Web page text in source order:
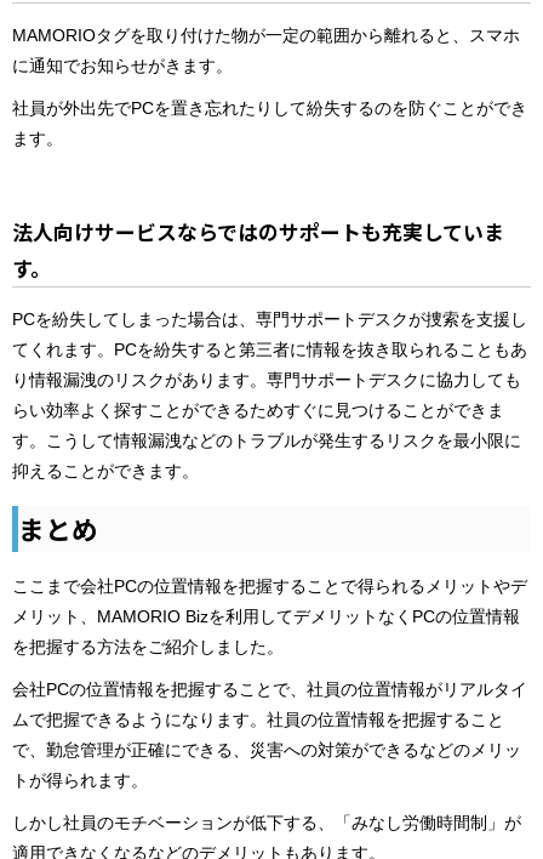
MAMORIOタグを取り付けた物が一定の範囲から離れると、スマホ
に通知でお知らせがきます。
社員が外出先でPCを置き忘れたりして紛失するのを防ぐことができ
ます。
法人向けサービスならではのサポートも充実していま
す。
PCを紛失してしまった場合は、専門サポートデスクが捜索を支援し
てくれます。PCを紛失すると第三者に情報を抜き取られることもあ
り情報漏洩のリスクがあります。専門サポートデスクに協力しても
らい効率よく探すことができるためすぐに見つけることができま
す。こうして情報漏洩などのトラブルが発生するリスクを最小限に
抑えることができます。
まとめ
ここまで会社PCの位置情報を把握することで得られるメリットやデ
メリット、MAMORIO Bizを利用してデメリットなくPCの位置情報
を把握する方法をご紹介しました。
会社PCの位置情報を把握することで、社員の位置情報がリアルタイ
ムで把握できるようになります。社員の位置情報を把握すること
で、勤怠管理が正確にできる、災害への対策ができるなどのメリッ
トが得られます。
しかし社員のモチベーションが低下する、「みなし労働時間制」が
適用できなくなるなどのデメリットもあります。